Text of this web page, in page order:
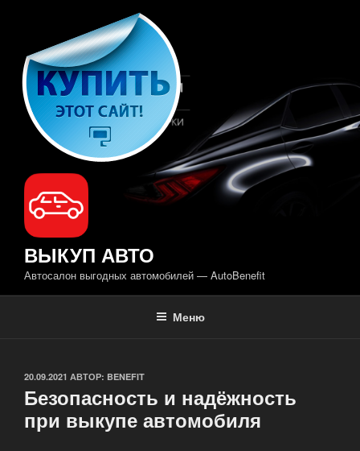
содержимому
ВЫКУП АВТО
Автосалон выгодных автомобилей — AutoBenefit
Меню
ОПУБЛИКОВАНО
20.09.2021 АВТОР: BENEFIT
Безопасность и надёжность
при выкупе автомобиля